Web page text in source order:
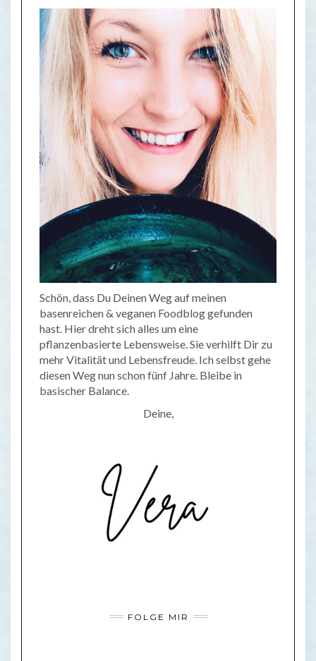
Schön, dass Du Deinen Weg auf meinen
basenreichen & veganen Foodblog gefunden
hast. Hier dreht sich alles um eine
pflanzenbasierte Lebensweise. Sie verhilft Dir zu
mehr Vitalität und Lebensfreude. Ich selbst gehe
diesen Weg nun schon fünf Jahre. Bleibe in
basischer Balance.
Deine,
FOLGE MIR